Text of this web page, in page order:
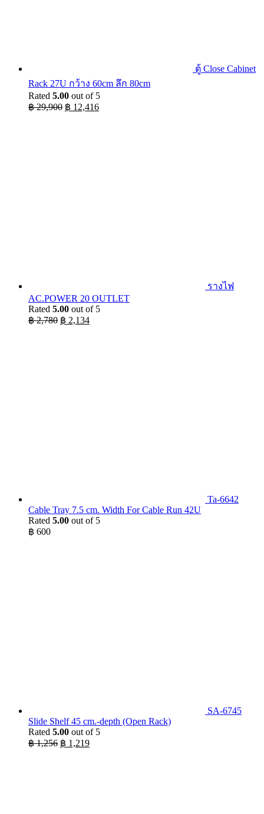
ตู้ Close Cabinet
Rack 27U กว้าง 60cm ลึก 80cm
Rated 5.00 out of 5
฿29,900 Original
฿ 12,416Current
รางไฟ
AC.POWER 20 OUTLET
Rated 5.00 out of 5
฿2,780 Original
฿ 2,134Current
Ta-6642
Cable Tray 7.5 cm. Width For Cable Run 42U
Rated 5.00 out of 5
฿ 600
SA-6745
Slide Shelf 45 cm.-depth (Open Rack)
Rated 5.00 out of 5
฿1,256 Original
฿ 1,219Current